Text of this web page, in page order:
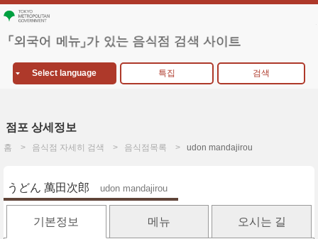
Select language 특집 검색
점포 상세정보
홈 음식점 자세히 검색 음식점목록 udon mandajirou
うどん 萬田次郎 udon mandajirou
기본정보 메뉴 오시는 길